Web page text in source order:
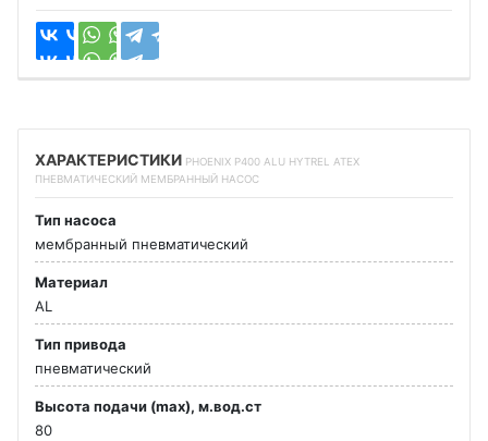
ХАРАКТЕРИСТИКИ PHOENIX P400 ALU HYTREL ATEX
ПНЕВМАТИЧЕСКИЙ МЕМБРАННЫЙ НАСОС
Тип насоса
мембранный пневматический
Материал
AL
Тип привода
пневматический
Высота подачи (max), м.вод.ст
80